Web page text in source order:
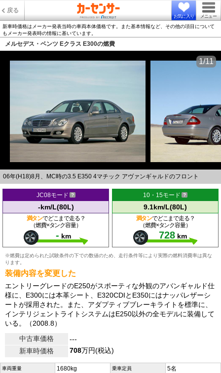
戻る
お気に入り メニュー
新車時価格はメーカー発表当時の車両本体価格です。また基本情報など、その他の項目について
もメーカー発表時の情報に基いています。
メルセデス・ベンツ Eクラス E300の燃費
06年(H18)8月、MC時の3.5 E350 4マチック アヴァンギャルドのフロント
1/11
JC08モード
-km/L(80L)
満タンでどこまで走る？
（燃費×タンク容量）
- km
10・15モード
9.1km/L(80L)
満タンでどこまで走る？
（燃費×タンク容量）
728 km
※燃費は定められた試験条件の下での数値のため、走行条件等により実際の燃料消費率は異な
ります。
装備内容を変更した
エントリーグレードのE250がスポーティな外観のアバンギャルド仕
様に、E300には本革シート、E320CDIとE350にはナッパレザーシ
ートが採用された。また、アダプティブブレーキライトを標準に、
インテリジェントライトシステムはE250以外の全モデルに装備して
いる。（2008.8）
中古車価格
---
新車時価格
708万円(税込)
車両重量 1680kg 乗車定員 5名